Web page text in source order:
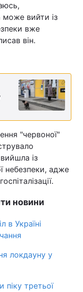
може вийти із
вже
він.
"червоної"
із
небезпеки, адже
новини
в Україні
локдауну у
третьої